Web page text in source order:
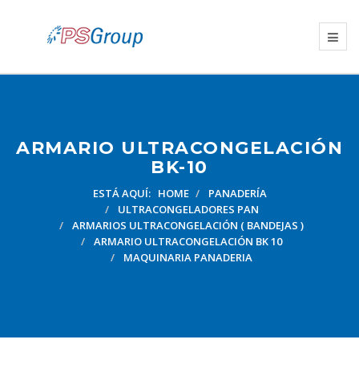
ARMARIO ULTRACONGELACIÓN
BK-10
ESTÁ AQUÍ: HOME
PANADERÍA
ULTRACONGELADORES PAN
ARMARIOS ULTRACONGELACIÓN ( BANDEJAS )
ARMARIO ULTRACONGELACIÓN BK 10
MAQUINARIA PANADERIA